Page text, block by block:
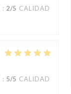
: 2/5 CALIDAD
: 5/5 CALIDAD